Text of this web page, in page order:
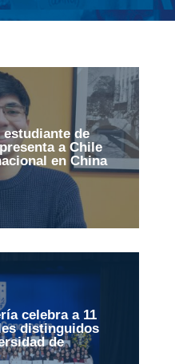
de
a Chile
en China
celebra a 11
distinguidos
de